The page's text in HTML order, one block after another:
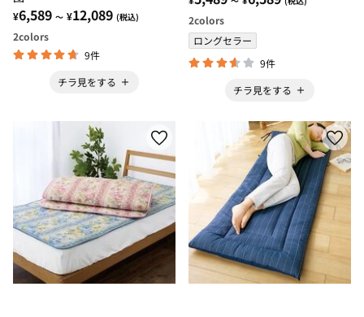
¥6,589 ～ ¥12,089 (税込)
2colors
9件
チラ見をする
2colors
ロングセラー
9件
チラ見をする